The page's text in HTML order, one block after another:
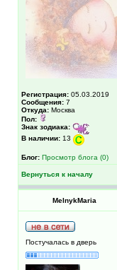
Регистрация: 05.03.2019
Сообщения: 7
Откуда: Москва
Пол:
Знак зодиака:
В наличии: 13
Блог: Просмотр блога (0)
Вернуться к началу
MelnykMaria
Постучалась в дверь